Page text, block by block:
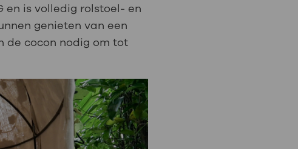
en is volledig rolstoel- en
genieten van een
de cocon nodig om tot